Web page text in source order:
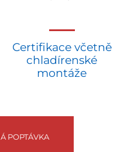
Certifikace včetně
chladírenské
montáže
POPTÁVKA